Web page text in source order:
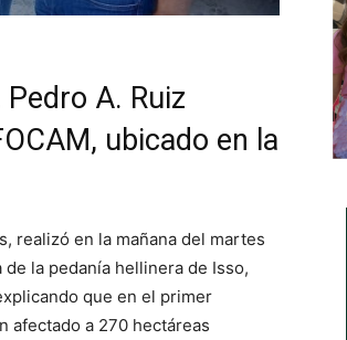
A. Ruiz
ubicado en la
realizó en la mañana del martes
la pedanía hellinera de Isso,
que en el primer
afectado a 270 hectáreas